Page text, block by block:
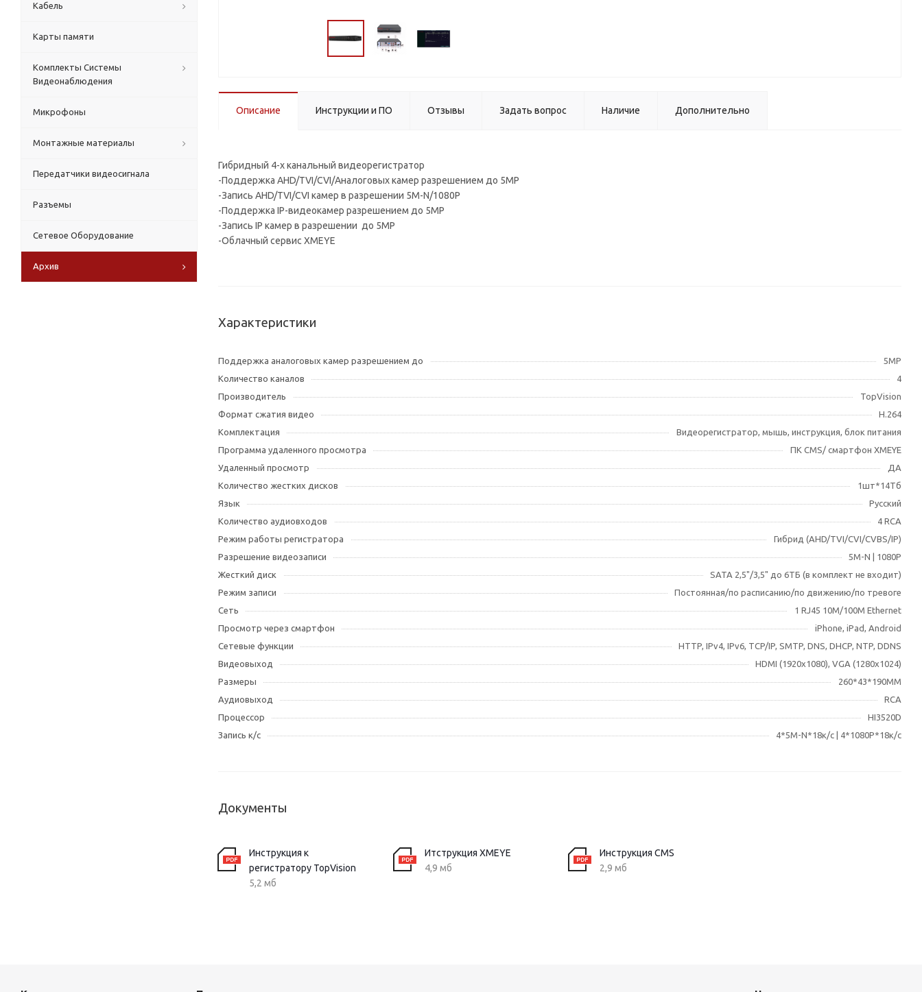
Описание Инструкции и ПО Отзывы Задать вопрос Наличие Дополнительно
Гибридный 4-х канальный видеорегистратор
-Поддержка AHD/TVI/CVI/Аналоговых камер разрешением до 5МР
-Запись AHD/TVI/CVI камер в разрешении 5М-N/1080P
-Поддержка IP-видеокамер разрешением до 5МР
-Запись IP камер в разрешении до 5МР
-Облачный сервис XMEYE
Характеристики
Поддержка аналоговых камер разрешением до
5MP
Количество каналов
4
Производитель
TopVision
Формат сжатия видео
H.264
Комплектация
Видеорегистратор, мышь, инструкция, блок питания
Программа удаленного просмотра
ПК CMS/ смартфон XMEYE
Удаленный просмотр
ДА
Количество жестких дисков
1шт*14Тб
Язык
Русский
Количество аудиовходов
4 RCA
Режим работы регистратора
Гибрид (AHD/TVI/CVI/CVBS/IP)
Разрешение видеозаписи
5M-N | 1080Р
Жесткий диск
SATA 2,5"/3,5" до 6ТБ (в комплект не входит)
Режим записи
Постоянная/по расписанию/по движению/по тревоге
Сеть
1 RJ45 10M/100M Ethernet
Просмотр через смартфон
iPhone, iPad, Android
Сетевые функции
HTTP, IPv4, IPv6, TCP/IP, SMTP, DNS, DHCP, NTP, DDNS
Видеовыход
HDMI (1920х1080), VGA (1280х1024)
Размеры
260*43*190MM
Аудиовыход
RCA
Процессор
HI3520D
Запись к/с
4*5M-N*18к/с | 4*1080P*18к/с
Документы
Инструкция к
регистратору TopVision
5,2 мб
Итструкция XMEYE
4,9 мб
Инструкция CMS
2,9 мб
Кабель
Карты памяти
Комплекты Системы
Видеонаблюдения
Микрофоны
Монтажные материалы
Передатчики видеосигнала
Разъемы
Сетевое Оборудование
Архив